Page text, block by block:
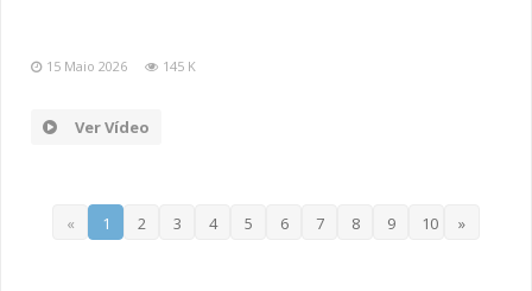
15 Maio 2026 145 K
Ver Vídeo
« 1 2 3 4 5 6 7 8 9 10 »